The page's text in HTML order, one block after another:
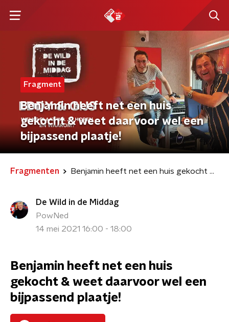
Fragment
Benjamin heeft net een huis
gekocht & weet daarvoor wel een
bijpassend plaatje!
Fragmenten Benjamin heeft net een huis gekocht & weet daarvoor wel een bijpassend plaatje!
De Wild in de Middag
PowNed
14 mei 2021 16:00 - 18:00
Benjamin heeft net een huis
gekocht & weet daarvoor wel een
bijpassend plaatje!